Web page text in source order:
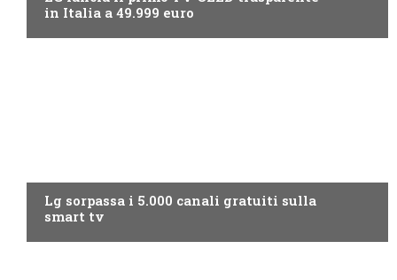
in Italia a 49.999 euro
Lg sorpassa i 5.000 canali gratuiti sulla
smart tv